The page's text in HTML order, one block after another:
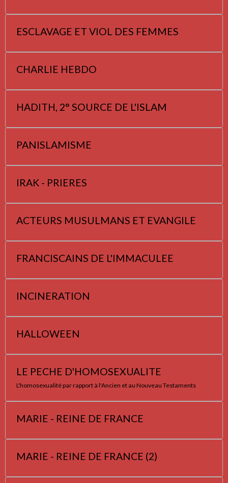
ESCLAVAGE ET VIOL DES FEMMES
CHARLIE HEBDO
HADITH, 2° SOURCE DE L'ISLAM
PANISLAMISME
IRAK - PRIERES
ACTEURS MUSULMANS ET EVANGILE
FRANCISCAINS DE L'IMMACULEE
INCINERATION
HALLOWEEN
LE PECHE D'HOMOSEXUALITE
L'homosexualité par rapport à l'Ancien et au Nouveau Testaments
MARIE - REINE DE FRANCE
MARIE - REINE DE FRANCE (2)